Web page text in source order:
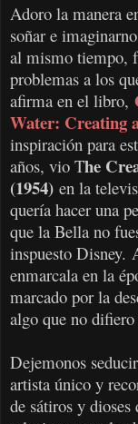
Adoro la manera
soñar e
al mismo tiempo,
problemas a los
afirma en el libro,
Water: Creating
inspiración para
años, vio The
(1954) en la
quería hacer una
que la Bella no
inspuesto Disney.
enmarcala en la
marcado por la
algo que no
Dejemonos
artista único y
de sátiros y dioses